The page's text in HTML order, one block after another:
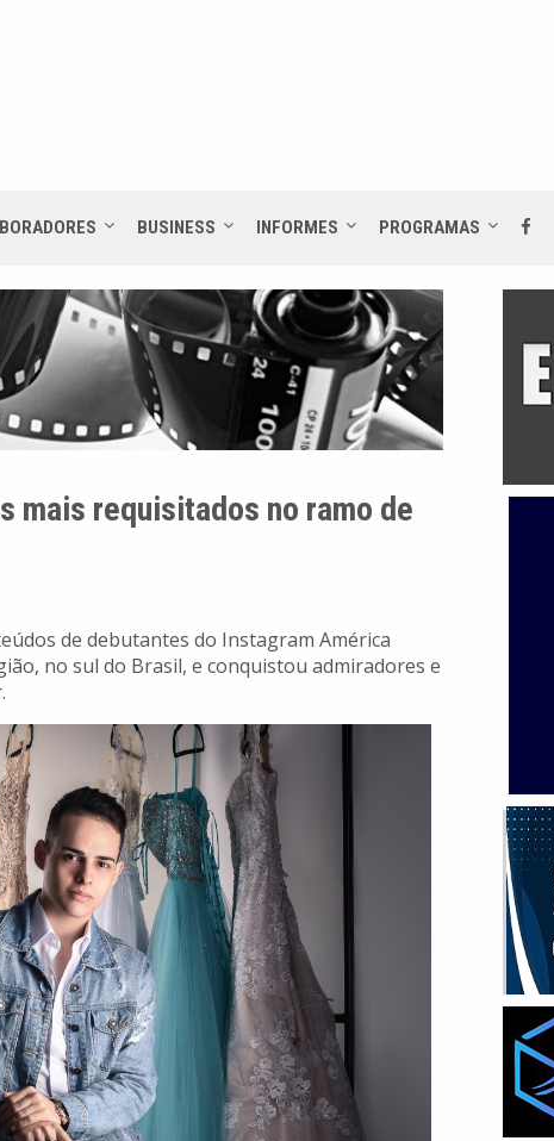
BUSINESS INFORMES PROGRAMAS
mais requisitados no ramo de
de debutantes do Instagram América
no sul do Brasil, e conquistou admiradores e